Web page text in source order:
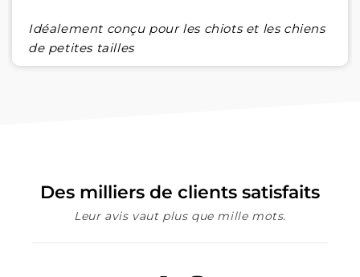
Idéalement conçu pour les chiots et les chiens
de petites tailles
Des milliers de clients satisfaits
Leur avis vaut plus que mille mots.